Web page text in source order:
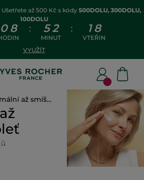
Ušetřete až 500 Kč s kódy 500DOLU, 300DOLU,
100DOLU
0 8 : 5 2
MINUT
: 1 8
VTEŘIN
VYUŽÍT
Normální až smíšená pleť